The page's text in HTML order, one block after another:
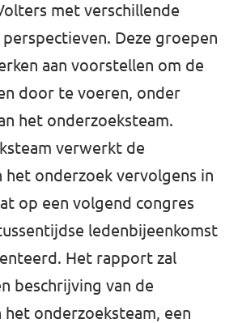
met verschillende
Deze groepen
aan voorstellen om de
door te voeren, onder
het onderzoeksteam.
verwerkt de
het onderzoek vervolgens in
op een volgend congres
ledenbijeenkomst
Het rapport zal
beschrijving van de
onderzoeksteam, een